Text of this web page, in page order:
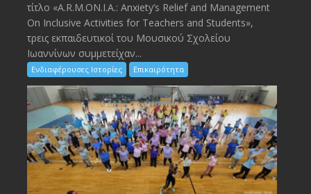
τίτλο «A.R.M.ON.I.A.: Anxiety’s Relief and Management
On Inclusive Activities for Teachers and Students»,
τρεις εκπαιδευτικοί του Μουσικού Σχολείου
Ιωαννίνων συμμετείχαν...
Ενδιαφέρουσες Ιστορίες Επικαιρότητα